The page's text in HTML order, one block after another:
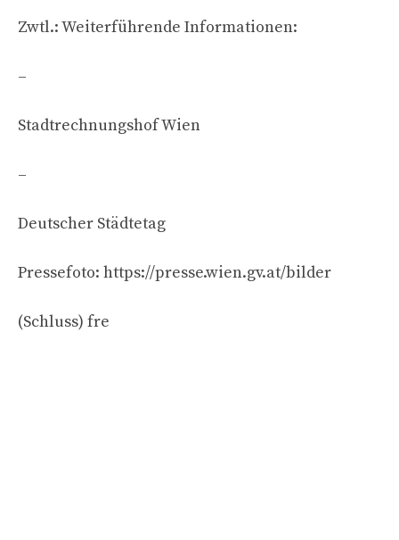
Zwtl.: Weiterführende Informationen:
–
Stadtrechnungshof Wien
–
Deutscher Städtetag
Pressefoto: https://presse.wien.gv.at/bilder
(Schluss) fre